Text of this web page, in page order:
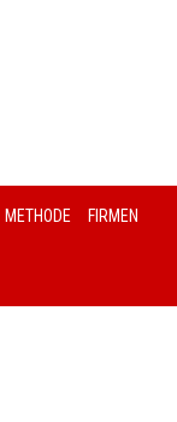
METHODE FIRMEN